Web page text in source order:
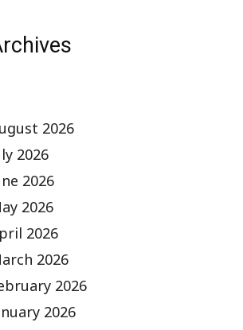
2026
2026
2026
2026
2026
2026
2026
2026